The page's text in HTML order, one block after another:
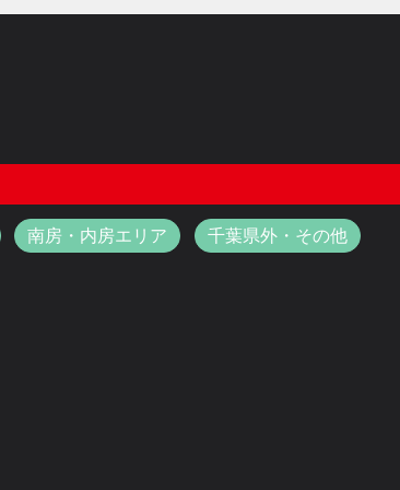
南房・内房エリア 千葉県外・その他